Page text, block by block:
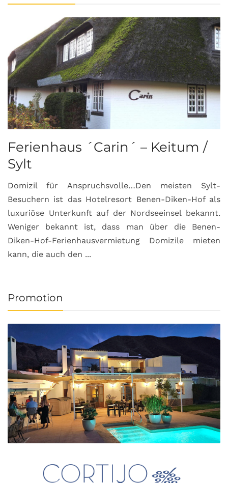
Ferienhaus ´Carin´ – Keitum /
Sylt
Domizil für Anspruchsvolle…Den meisten Sylt-
Besuchern ist das Hotelresort Benen-Diken-Hof als
luxuriöse Unterkunft auf der Nordseeinsel bekannt.
Weniger bekannt ist, dass man über die Benen-
Diken-Hof-Ferienhausvermietung Domizile mieten
kann, die auch den ...
Promotion